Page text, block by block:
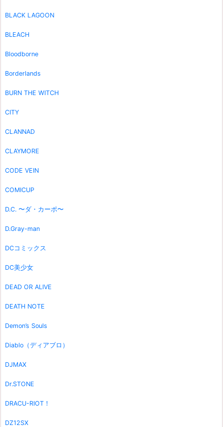
BLACK LAGOON
BLEACH
Bloodborne
Borderlands
BURN THE WITCH
CITY
CLANNAD
CLAYMORE
CODE VEIN
COMICUP
D.C. 〜ダ・カーポ〜
D.Gray-man
DCコミックス
DC美少女
DEAD OR ALIVE
DEATH NOTE
Demon’s Souls
Diablo（ディアブロ）
DJMAX
Dr.STONE
DRACU-RIOT！
DZ12SX